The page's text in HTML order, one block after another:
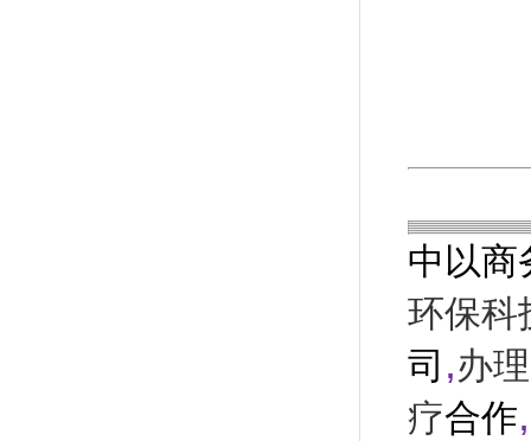
中以商
环保科
司 ,办
疗合作,